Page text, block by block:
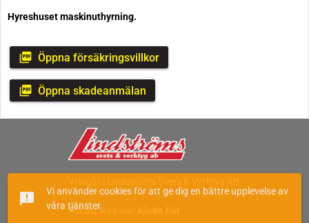
Hyreshuset maskinuthyrning.
picture_as_pdf Öppna försäkringsvillkor
picture_as_pdf Öppna skadeanmälan
För att läsa mer
announcement
Vi använder cookies för att ge dig en bättre upplevelse av
våra tjänster.